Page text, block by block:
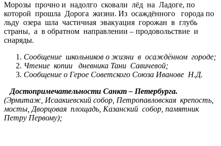
Морозы прочно и надолго сковали лёд на Ладоге, по
которой прошла Дорога жизни. Из осаждённого города по
льду озера шла частичная эвакуация горожан в глубь
страны, а в обратном направлении – продовольствие и
снаряды.
Сообщение школьников о жизни в осаждённом городе;
Чтение копии дневника Тани Савичевой;
Сообщение о Герое Советского Союза Иванове Н.Д.
Достопримечательности Санкт – Петербурга.
(Эрмитаж, Исаакиевский собор, Петропавловская крепость,
мосты, Дворцовая площадь, Казанский собор, памятник
Петру Первому);